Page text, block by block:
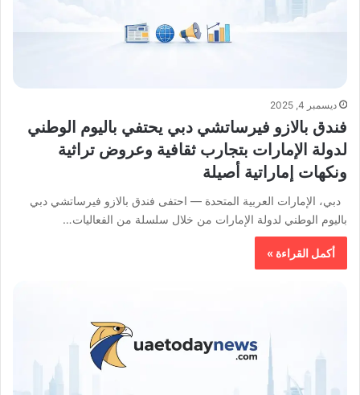
ديسمبر 4, 2025
فندق بالازو فيرساتشي دبي يحتفي باليوم الوطني
لدولة الإمارات بتجارب ثقافية وعروض تراثية
ونكهات إماراتية أصيلة
دبي، الإمارات العربية المتحدة — احتفى فندق بالازو فيرساتشي دبي
باليوم الوطني لدولة الإمارات من خلال سلسلة من الفعاليات…
أكمل القراءة »